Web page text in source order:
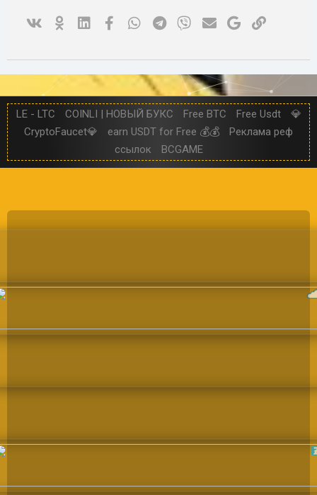
Ok Linked InFacebookWhatsAppTelegram
Viber Электронная почта
Google
LE - LTC COINLI | НОВЫЙ БУКС Free BTC Free Usdt
💎
CryptoFaucet💎
earn USDT for Free 💰💰
Реклама реф
ссылок
BCGAME